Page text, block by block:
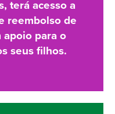
terá acesso a
reembolso de
apoio para o
seus filhos.